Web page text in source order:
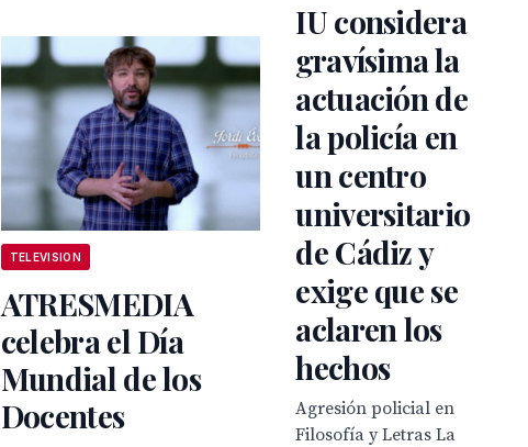
TELEVISION
ATRESMEDIA
celebra el Día
Mundial de los
Docentes
IU considera
gravísima la
actuación de
la policía en
un centro
universitario
de Cádiz y
exige que se
aclaren los
hechos
Agresión policial en
Filosofía y Letras La